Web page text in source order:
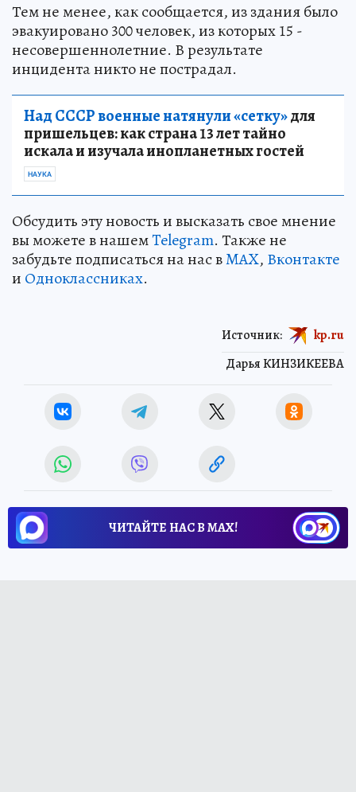
Тем не менее, как сообщается, из здания было
эвакуировано 300 человек, из которых 15 -
несовершеннолетние. В результате
инцидента никто не пострадал.
Над СССР военные натянули «сетку»для
пришельцев: как страна 13 лет тайно
искала и изучала инопланетных гостей
НАУКА
Обсудить эту новость и высказать свое мнение
вы можете в нашемTelegram. Также не
забудьте подписаться на нас вMAX, Вконтакте
и Одноклассниках.
Дарья КИНЗИКЕЕВА
Источник: kp.ru
ЧИТАЙТЕ НАС В МАХ!